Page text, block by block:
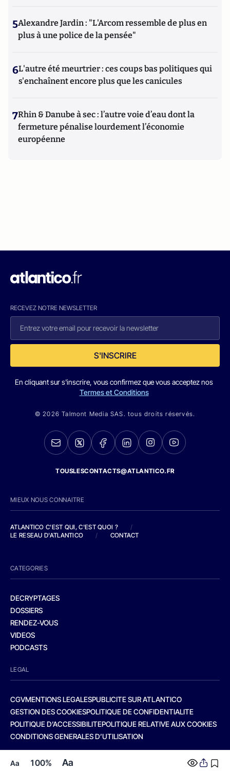
Aa 100% Aa
5Alexandre Jardin : "L'Arcom ressemble de plus en
plus à une police de la pensée"
6L'autre été meurtrier : ces coups bas politiques qui
s'enchaînent encore plus que les canicules
7Rhin & Danube à sec : l’autre voie d’eau dont la
fermeture pénalise lourdement l’économie
européenne
RECEVEZ NOTRE NEWSLETTER
S'INSCRIRE
En cliquant sur s'inscrire, vous confirmez que vous acceptez nos
Termes et Conditions
© 2026 Talmont Media SAS. tous droits réservés.
TOUSLESCONTACTS@ATLANTICO.FR
MIEUX NOUS CONNAITRE
ATLANTICO C'EST QUI, C'EST QUOI ?
/
LE RESEAU D'ATLANTICO
/ CONTACT
CATEGORIES
DECRYPTAGES
DOSSIERS
RENDEZ-VOUS
VIDEOS
PODCASTS
LEGAL
CGVMENTIONS LEGALESPUBLICITE SUR ATLANTICO
GESTION DES COOKIESPOLITIQUE DE CONFIDENTIALITE
POLITIQUE D’ACCESSIBILITEPOLITIQUE RELATIVE AUX COOKIES
CONDITIONS GENERALES D’UTILISATION